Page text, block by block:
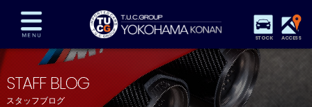
STOCK ACCESS
在庫車両情報 保証&サービス パーツリスト
TUCとは？ 店舗情報 アクセスマップ
STAFF BLOG
スタッフブログ